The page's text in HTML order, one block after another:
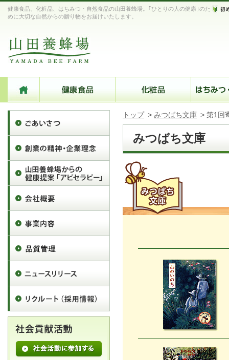
健康食品、化粧品、はちみつ・自然食品の山田養蜂場。｢ひとりの人の健康｣のた
めに大切な自然からの贈り物をお届けいたします。
トップ > みつばち文庫 > 第1回
みつばち文庫